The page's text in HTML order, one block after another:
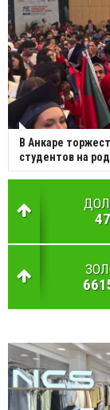
В Анкаре
студентов на